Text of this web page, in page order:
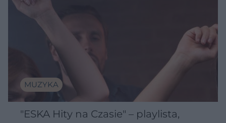
MUZYKA
"ESKA Hity na Czasie" – playlista,